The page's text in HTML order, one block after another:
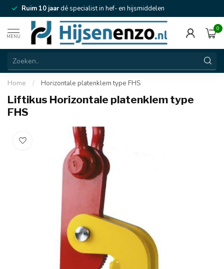
Ruim 10 jaardé specialist in hef- en hijsmiddelen
MENU
0
Home / Horizontale platenklem type FHS
Liftikus Horizontale platenklem type
FHS